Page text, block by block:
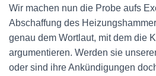
Wir machen nun die Probe aufs
Abschaffung des
genau dem Wortlaut, mit dem die
argumentieren. Werden sie
oder sind ihre Ankündigungen